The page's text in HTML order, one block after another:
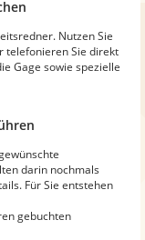
Nutzen Sie
telefonieren Sie direkt
Gage sowie spezielle
darin nochmals
Für Sie entstehen
gebuchten